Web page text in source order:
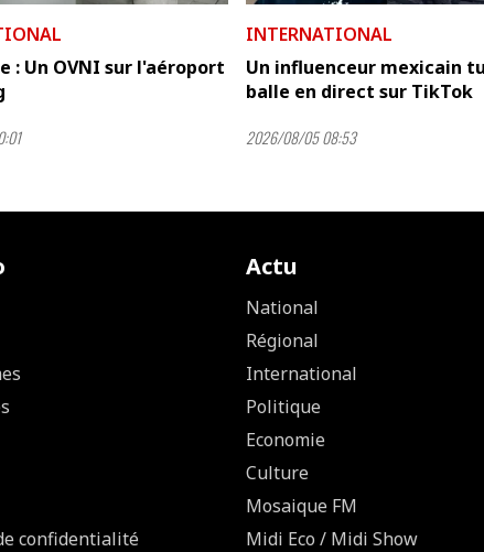
: Un OVNI sur l'aéroport
INTERNATIONAL
Un influenceur mexicain
balle en direct sur TikTok
2026/08/05 08:53
confidentialité
Actu
National
Régional
International
Politique
Economie
Culture
Mosaique FM
Midi Eco / Midi Show